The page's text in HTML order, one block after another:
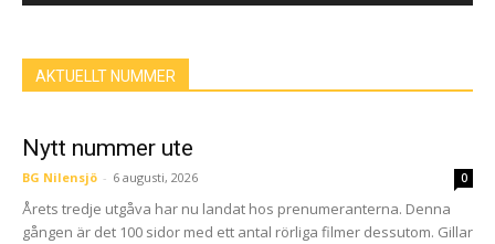
AKTUELLT NUMMER
Nytt nummer ute
BG Nilensjö - 6 augusti, 2026 0
Årets tredje utgåva har nu landat hos prenumeranterna. Denna
gången är det 100 sidor med ett antal rörliga filmer dessutom. Gillar